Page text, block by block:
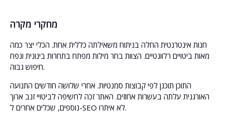
מחקרי מקרה
חנות אינטרנטית החלה בניתוח משאילתה כללית אחת. הכלי יצר כמה
מאות ביטויים רלוונטיים. הצוות בחר מילות מפתח בתחרות בינונית ונפח
חיפוש גבוה.
התוכן תוכנן לפי קבוצות סמנטיות. אחרי שלושה חודשים התנועה
האורגנית עלתה בעשרות אחוזים. האתר זכה לחשיפה לביטויי זנב ארוך
נוספים, שכלים אחרים ל-SEO לא איתרו.